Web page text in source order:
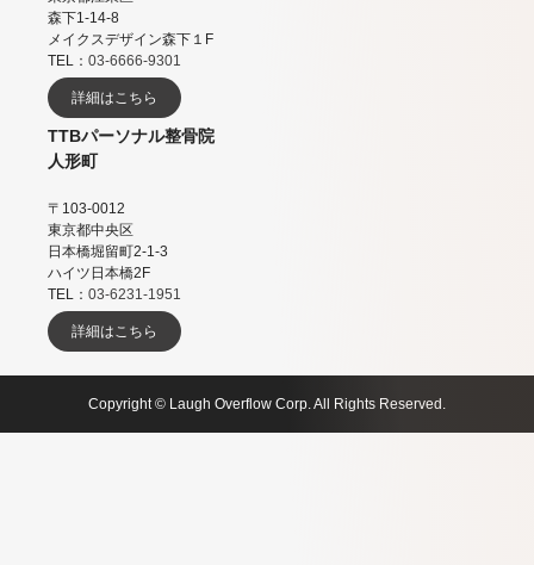
森下1-14-8
メイクスデザイン森下１F
TEL： 03-6666-9301
詳細はこちら
TTBパーソナル整骨院
人形町
〒103-0012
東京都中央区
日本橋堀留町2-1-3
ハイツ日本橋2F
TEL： 03-6231-1951
詳細はこちら
Copyright © Laugh Overflow Corp. All Rights Reserved.